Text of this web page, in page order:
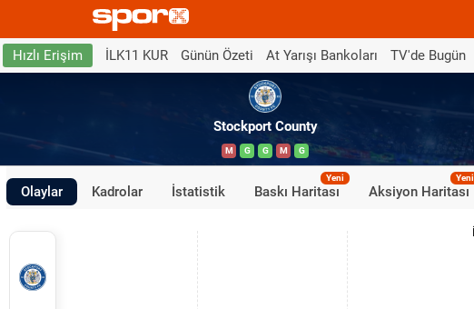
Hızlı Erişim İLK11 KUR Günün Özeti At Yarışı Bankoları TV'de Bugün
Stockport County
M G G M G
Olaylar Kadrolar İstatistik Baskı Haritası
Yeni
Aksiyon Haritası
Yeni